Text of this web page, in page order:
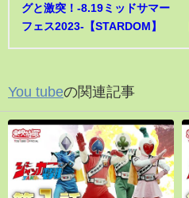
グと激突！-8.19ミッドサマー
フェス2023-【STARDOM】
You tubeの関連記事